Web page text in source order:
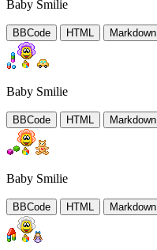
Baby Smilie
BBCode HTML Markdown
Baby Smilie
BBCode HTML Markdown
Baby Smilie
BBCode HTML Markdown